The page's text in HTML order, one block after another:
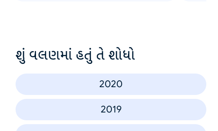
શું વલણમાં હતું તે શોધો
2020
2019